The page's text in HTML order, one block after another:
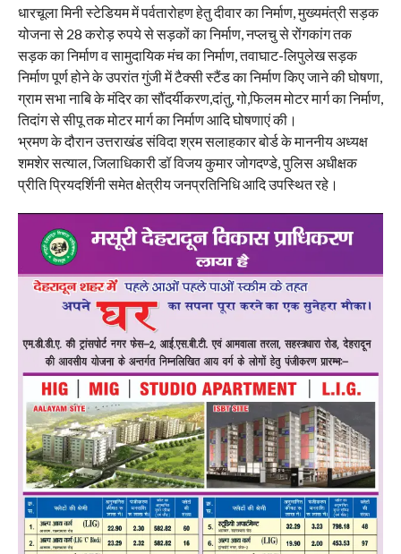
धारचूला मिनी स्टेडियम में पर्वतारोहण हेतु दीवार का निर्माण, मुख्यमंत्री सड़क
योजना से 28 करोड़ रुपये से सड़कों का निर्माण, नप्लचु से रोंगकांग तक
सड़क का निर्माण व सामुदायिक मंच का निर्माण, तवाघाट-लिपुलेख सड़क
निर्माण पूर्ण होने के उपरांत गुंजी में टैक्सी स्टैंड का निर्माण किए जाने की घोषणा,
ग्राम सभा नाबि के मंदिर का सौंदर्यीकरण,दांतु, गो,फिलम मोटर मार्ग का निर्माण,
तिदांग से सीपू तक मोटर मार्ग का निर्माण आदि घोषणाएं की।
भ्रमण के दौरान उत्तराखंड संविदा श्रम सलाहकार बोर्ड के माननीय अध्यक्ष
शमशेर सत्याल, जिलाधिकारी डॉ विजय कुमार जोगदण्डे, पुलिस अधीक्षक
प्रीति प्रियदर्शिनी समेत क्षेत्रीय जनप्रतिनिधि आदि उपस्थित रहे।